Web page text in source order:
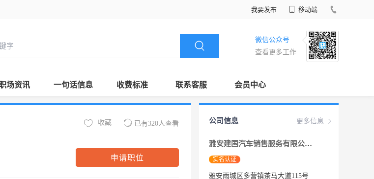
我要发布 移动端
微信公众号
查看更多工作
场资讯 一句话信息 收费标准 联系客服 会员中心
已有320人查看
收藏
申请职位
更多信息
公司信息
雅安建国汽车销售服务有限公司
实名认证
雅安雨城区多营镇茶马大道115号